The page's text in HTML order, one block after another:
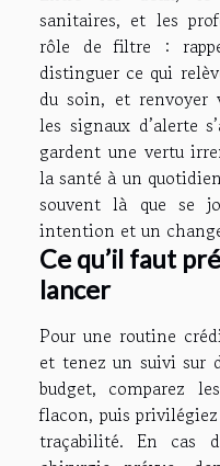
sanitaires, et les
rôle de filtre :
distinguer ce qui
du soin, et renvoyer
les signaux d’alerte
gardent une vertu
la santé à un
souvent là que se
intention et un
Ce qu’il faut
lancer
Pour une routine
et tenez un suivi sur
budget, comparez
flacon, puis
traçabilité. En cas